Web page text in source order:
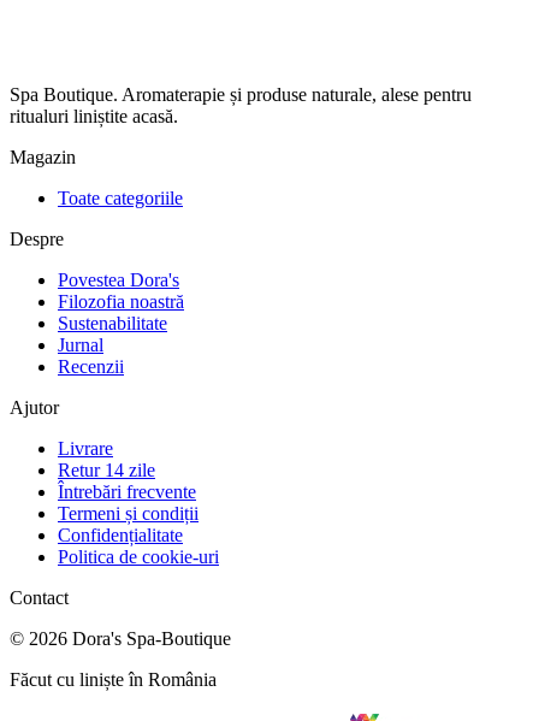
Spa Boutique. Aromaterapie și produse naturale, alese pentru
ritualuri liniștite acasă.
Magazin
Toate categoriile
Despre
Povestea Dora's
Filozofia noastră
Sustenabilitate
Jurnal
Recenzii
Ajutor
Livrare
Retur 14 zile
Întrebări frecvente
Termeni și condiții
Confidențialitate
Politica de cookie-uri
Contact
© 2026 Dora's Spa-Boutique
Făcut cu liniște în România